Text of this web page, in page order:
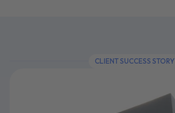
CLIENT SUCCESS STORY